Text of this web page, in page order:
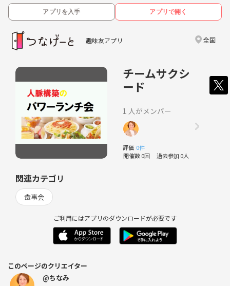
アプリを入手 アプリで開く
趣味友アプリ 全国
チームサクシ
ード
1 人がメンバー
評価 0件
開催数 0回 過去参加 0人
関連カテゴリ
食事会
ご利用にはアプリのダウンロードが必要です
このページのクリエイター
@ちなみ